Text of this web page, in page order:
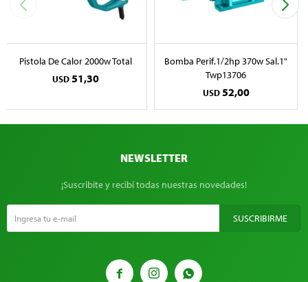
Pistola De Calor 2000w Total
USD 51,30
Bomba Perif.1/2hp 370w Sal.1"
Twp13706
USD 52,00
  
NEWSLETTER
¡Suscribite y recibí todas nuestras novedades!
SUSCRIBIRME